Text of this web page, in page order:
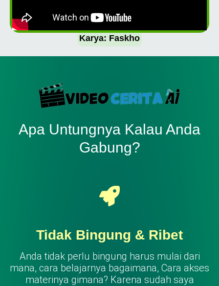
Karya: Faskho
Apa Untungnya Kalau Anda
Gabung?
Tidak Bingung & Ribet
Anda tidak perlu bingung harus mulai dari
mana, cara belajarnya bagaimana, Cara akses
materinya gimana? Karena sudah saya